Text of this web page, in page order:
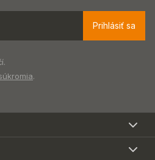
Prihlásiť sa
.